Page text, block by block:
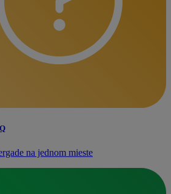
na jednom mieste